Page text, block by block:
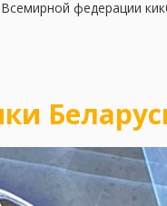
федерации